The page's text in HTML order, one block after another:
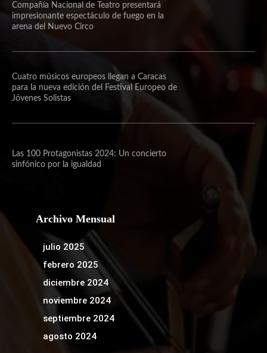
Compañía Nacional de Teatro presentará
impresionante espectáculo de fuego en la
arena del Nuevo Circo
Cuatro músicos europeos llegan a Caracas
para la nueva edición del Festival Europeo de
Jóvenes Solistas
Las 100 Protagonistas 2024: Un concierto
sinfónico por la igualdad
Archivo Mensual
julio 2025
febrero 2025
diciembre 2024
noviembre 2024
septiembre 2024
agosto 2024